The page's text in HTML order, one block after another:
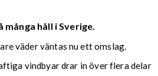
håll i Sverige.
väder väntas nu ett omslag.
vindbyar drar in över flera delar